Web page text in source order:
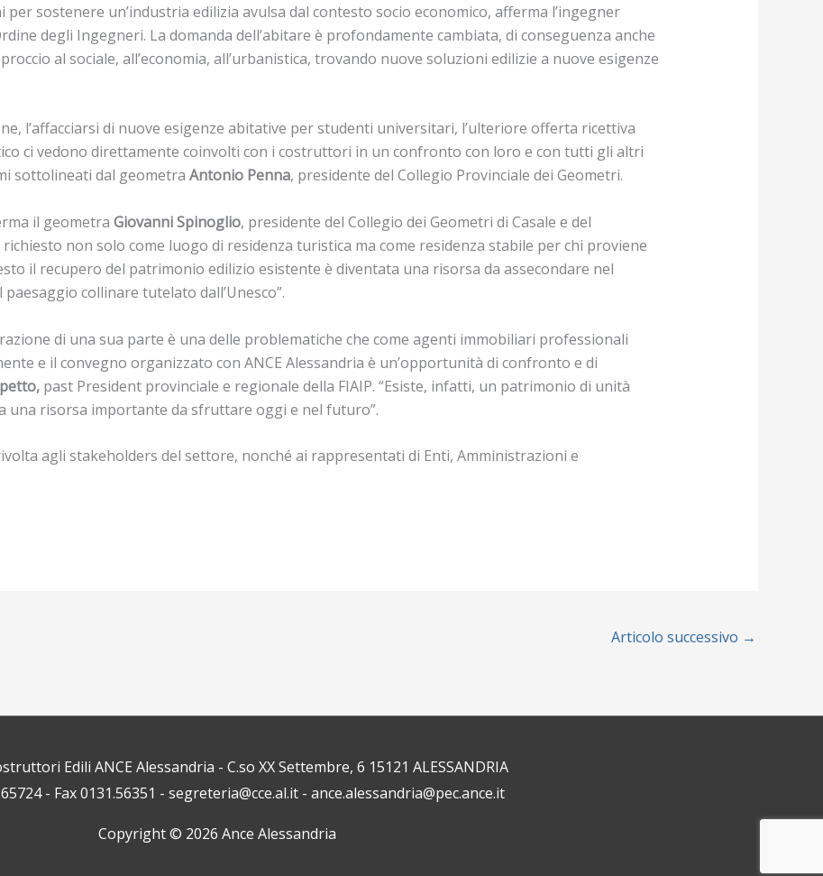
per sostenere un’industria edilizia avulsa dal contesto socio economico, afferma l’ingegner
degli Ingegneri. La domanda dell’abitare è profondamente cambiata, di conseguenza anche
al sociale, all’economia, all’urbanistica, trovando nuove soluzioni edilizie a nuove esigenze
l’affacciarsi di nuove esigenze abitative per studenti universitari, l’ulteriore offerta ricettiva
ci vedono direttamente coinvolti con i costruttori in un confronto con loro e con tutti gli altri
sottolineati dal geometra Antonio Penna, presidente del Collegio Provinciale dei Geometri.
il geometra Giovanni Spinoglio, presidente del Collegio dei Geometri di Casale e del
non solo come luogo di residenza turistica ma come residenza stabile per chi proviene
il recupero del patrimonio edilizio esistente è diventata una risorsa da assecondare nel
collinare tutelato dall’Unesco”.
di una sua parte è una delle problematiche che come agenti immobiliari professionali
e il convegno organizzato con ANCE Alessandria è un’opportunità di confronto e di
past President provinciale e regionale della FIAIP. “Esiste, infatti, un patrimonio di unità
una risorsa importante da sfruttare oggi e nel futuro”.
agli stakeholders del settore, nonché ai rappresentati di Enti, Amministrazioni e
Articolo successivo →
Edili ANCE Alessandria - C.so XX Settembre, 6 15121 ALESSANDRIA
- Fax 0131.56351 - segreteria@cce.al.it - ance.alessandria@pec.ance.it
Copyright © 2026 Ance Alessandria